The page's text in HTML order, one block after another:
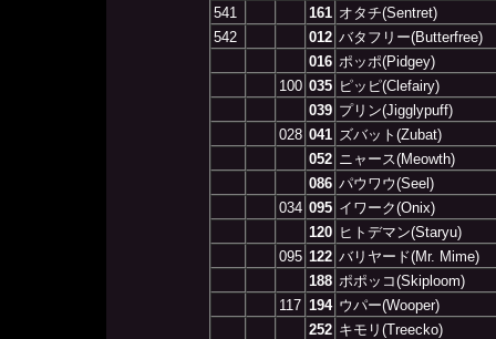
541
161 オタチ(Sentret)
542
012 バタフリー(Butterfree)
016 ポッポ(Pidgey)
100 035 ピッピ(Clefairy)
039 プリン(Jigglypuff)
028 041 ズバット(Zubat)
052 ニャース(Meowth)
086 パウワウ(Seel)
034 095 イワーク(Onix)
120 ヒトデマン(Staryu)
095 122 バリヤード(Mr. Mime)
188 ポポッコ(Skiploom)
117 194 ウパー(Wooper)
252 キモリ(Treecko)